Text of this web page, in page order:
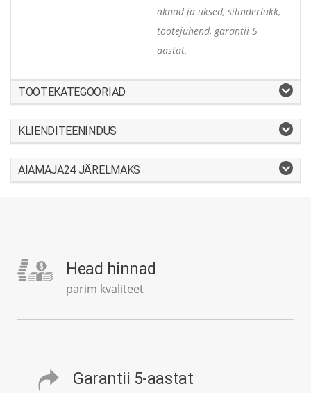
aknad ja uksed, silinderlukk,
tootejuhend, garantii 5
aastat.
TOOTEKATEGOORIAD
KLIENDITEENINDUS
AIAMAJA24 JÄRELMAKS
Head hinnad
parim kvaliteet
Garantii 5-aastat